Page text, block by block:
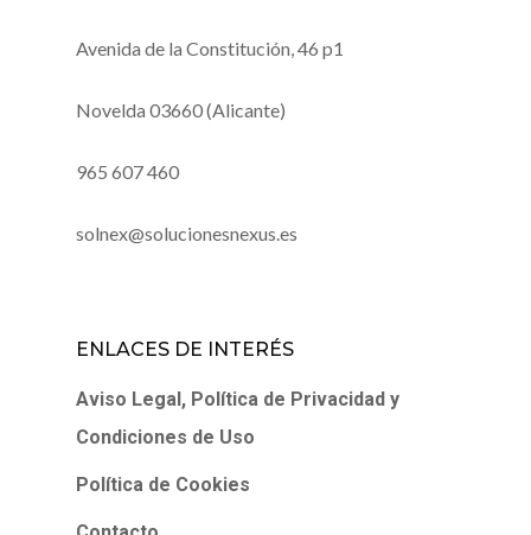
Avenida de la Constitución, 46 p1
Novelda 03660 (Alicante)
965 607 460
solnex@solucionesnexus.es
ENLACES DE INTERÉS
Aviso Legal, Política de Privacidad y
Condiciones de Uso
Política de Cookies